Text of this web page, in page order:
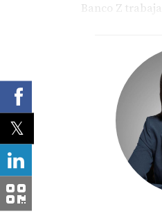
Banco Z
Si
financiera.
No te
Tener